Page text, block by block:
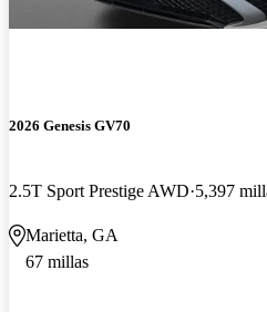
2026 Genesis GV70
2.5T Sport Prestige AWD 5,397
Marietta, GA
67 millas